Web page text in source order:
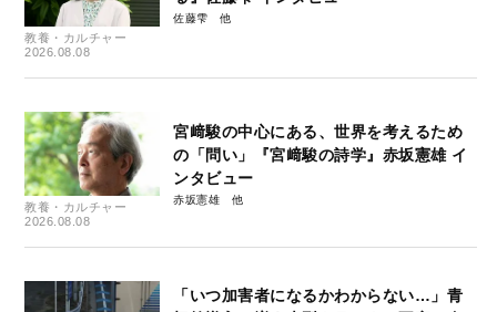
教養・カルチャー
2026.08.08
佐藤雫
教養・カルチャー
2026.08.08
宮﨑駿の中心にある、世界を考えるため
の「問い」『宮﨑駿の詩学』赤坂憲雄 イ
ンタビュー
赤坂憲雄
「いつ加害者になるかわからない…」青